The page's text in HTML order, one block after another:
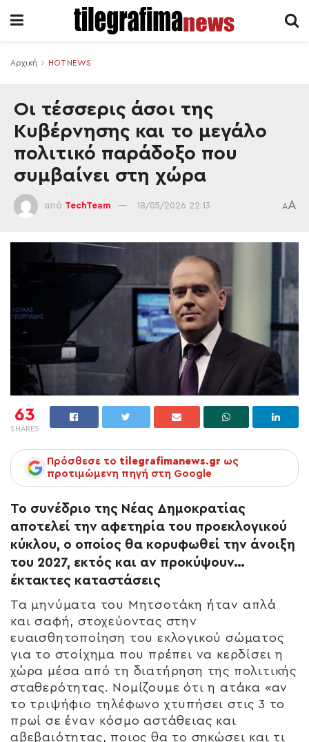
Αρχική HOT NEWS
Οι τέσσερις άσοι της
Κυβέρνησης και το μεγάλο
πολιτικό παράδοξο που
συμβαίνει στη χώρα
από TechTeam 18/05/2026 22:13 AA
63
SHARES
Πρόσθεσε το tilegrafimanews.gr ως
προτιμώμενη πηγή στη Google
Το συνέδριο της Νέας Δημοκρατίας
αποτελεί την αφετηρία του προεκλογικού
κύκλου, ο οποίος θα κορυφωθεί την άνοιξη
του 2027, εκτός και αν προκύψουν…
έκτακτες καταστάσεις
Τα μηνύματα του Μητσοτάκη ήταν απλά
και σαφή, στοχεύοντας στην
ευαισθητοποίηση του εκλογικού σώματος
για το στοίχημα που πρέπει να κερδίσει η
χώρα μέσα από τη διατήρηση της πολιτικής
σταθερότητας. Νομίζουμε ότι η ατάκα «αν
το τριψήφιο τηλέφωνο χτυπήσει στις 3 το
πρωί σε έναν κόσμο αστάθειας και
αβεβαιότητας, ποιος θα το σηκώσει και τι